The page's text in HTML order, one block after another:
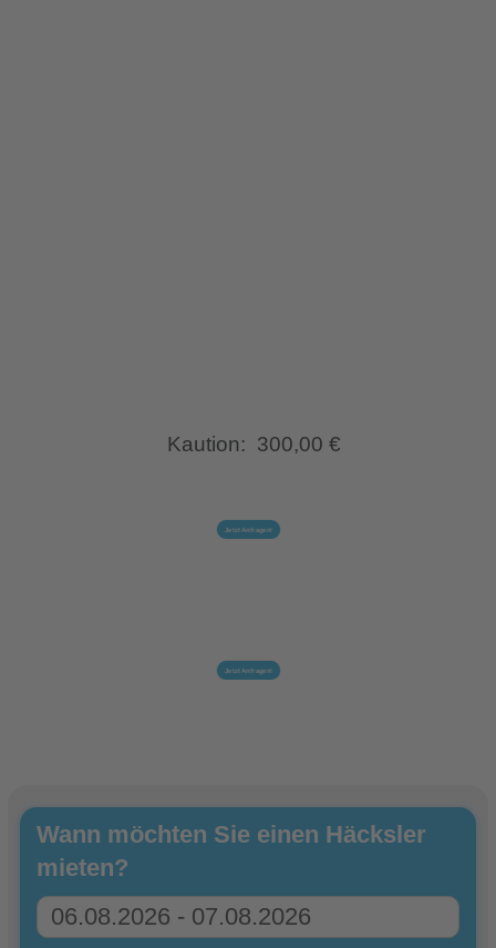
Kaution: 300,00 €
Jetzt Anfragen!
Jetzt Anfragen!
Wann möchten Sie einen Häcksler
mieten?